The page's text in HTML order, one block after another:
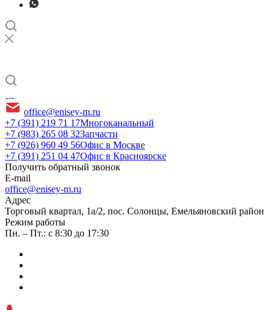
office@enisey-m.ru
+7 (391) 219 71 17Многоканальный
+7 (983) 265 08 32Запчасти
+7 (926) 960 49 56Офис в Москве
+7 (391) 251 04 47Офис в Красноярске
Получить обратный звонок
E-mail
office@enisey-m.ru
Адрес
​Торговый квартал, 1а/2, пос. Солонцы, Емельяновский район
Режим работы
Пн. – Пт.: с 8:30 до 17:30